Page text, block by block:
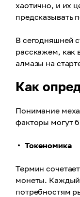
хаотично, и их
предсказывать
В сегодняшней
расскажем, как
алмазы на
Как
Понимание
факторы могут
Токеномика
Термин
монеты. Каждый
потребностям